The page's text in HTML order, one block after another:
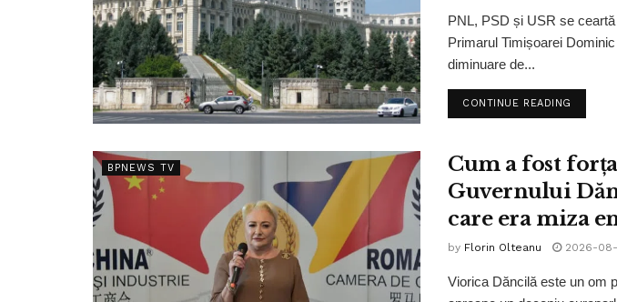
PNL, PSD și USR se
Primarul Timișoarei
diminuare de...
CONTINUE READING
BPNEWS TV
Cum a fost
Guvernului
care era miza
by Florin Olteanu 2026-
Viorica Dăncilă este un om